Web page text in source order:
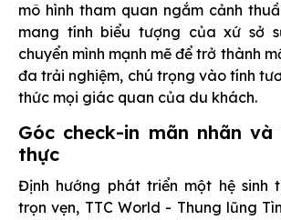
mô hình tham quan ngắm cảnh
mang tính biểu tượng của xứ sở
chuyển mình mạnh mẽ để trở thành
đa trải nghiệm, chú trọng vào tính
thức mọi giác quan của du khách.
Góc check-in mãn nhãn
thực
Định hướng phát triển một hệ sinh
trọn vẹn, TTC World - Thung lũng